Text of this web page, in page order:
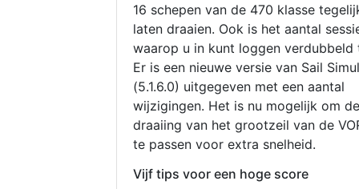
16 schepen van de 470 klasse
laten draaien. Ook is het aantal
waarop u in kunt loggen verdubbeld
Er is een nieuwe versie van Sail
(5.1.6.0) uitgegeven met een aantal
wijzigingen. Het is nu mogelijk om de
draaiing van het grootzeil van de
te passen voor extra snelheid.
Vijf tips voor een hoge score